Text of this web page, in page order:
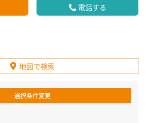
電話する
地図で検索
選択条件変更